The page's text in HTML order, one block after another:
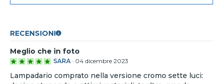
RECENSIONI
Meglio che in foto
SARA · 04 dicembre 2023
Lampadario comprato nella versione cromo sette luci: